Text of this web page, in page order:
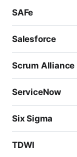
SAFe
Salesforce
Scrum Alliance
ServiceNow
Six Sigma
TDWI